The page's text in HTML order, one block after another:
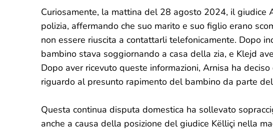
Curiosamente, la mattina del 28 agosto 2024, il giudice
polizia, affermando che suo marito e suo figlio erano
non essere riuscita a contattarli telefonicamente. Dopo
bambino stava soggiornando a casa della zia, e Klejd
Dopo aver ricevuto queste informazioni, Arnisa ha
riguardo al presunto rapimento del bambino da parte
Questa continua disputa domestica ha sollevato
anche a causa della posizione del giudice Këlliçi nella